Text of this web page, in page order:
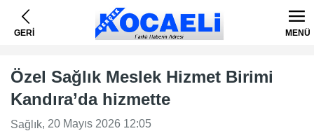
GERİ MENÜ
Özel Sağlık Meslek Hizmet Birimi
Kandıra’da hizmette
Sağlık, 20 Mayıs 2026 12:05